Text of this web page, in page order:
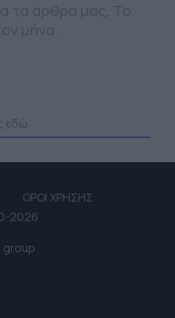
ΟΡΟΙ ΧΡΗΣΗΣ
2026